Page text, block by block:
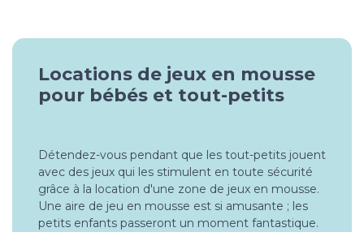
Locations de jeux en mousse
pour bébés et tout-petits
Détendez-vous pendant que les tout-petits jouent
avec des jeux qui les stimulent en toute sécurité
grâce à la location d'une zone de jeux en mousse.
Une aire de jeu en mousse est si amusante ; les
petits enfants passeront un moment fantastique.